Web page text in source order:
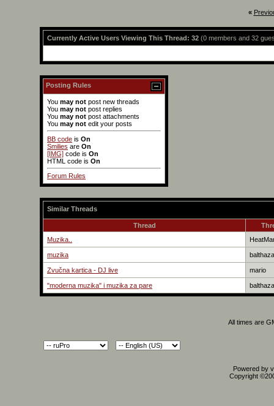
«
Currently Active Users Viewing This Thread: 32 (0 members and 32
Posting Rules
You may not post new threads
You may not post replies
You may not post attachments
You may not edit your posts
BB code is On
Smilies are On
[IMG] code is On
HTML code is On
Forum Rules
Similar Threads
Thread
Muzika..
muzika
Zvučna kartica - DJ live mario
"moderna muzika" i muzika za pare
All times are
Powered by
Copyright